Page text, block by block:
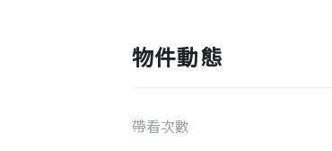
物件動態
帶看次數